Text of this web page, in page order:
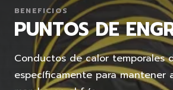
BENEFICIOS
PUNTOS DE
Conductos de calor temporales
específicamente para mantener